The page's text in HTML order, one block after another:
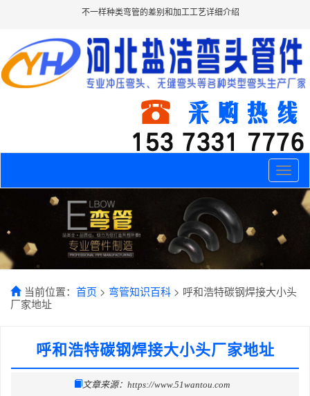
不一样种类弯管的差别和加工工艺详细介绍
Toggle
当前位置： 首页 > 弯管知识百科 > 呼和浩特碳钢焊接大小头
厂家地址
呼和浩特碳钢焊接大小头厂家地址
文章来源：https://www.51wantou.com